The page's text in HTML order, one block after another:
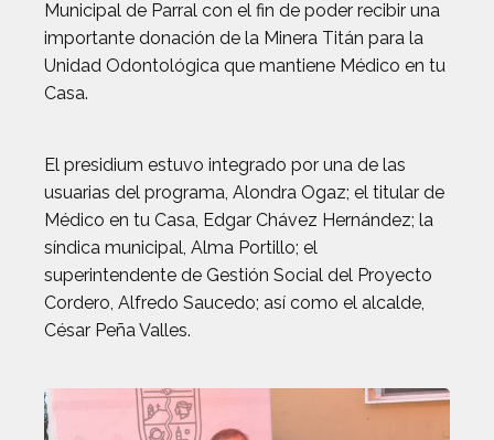
Municipal de Parral con el fin de poder recibir una
importante donación de la Minera Titán para la
Unidad Odontológica que mantiene Médico en tu
Casa.
El presidium estuvo integrado por una de las
usuarias del programa, Alondra Ogaz; el titular de
Médico en tu Casa, Edgar Chávez Hernández; la
síndica municipal, Alma Portillo; el
superintendente de Gestión Social del Proyecto
Cordero, Alfredo Saucedo; así como el alcalde,
César Peña Valles.